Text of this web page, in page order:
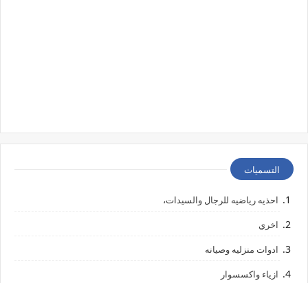
التسميات
احذيه رياضيه للرجال والسيدات،
اخري
ادوات منزليه وصيانه
ازياء واكسسوار